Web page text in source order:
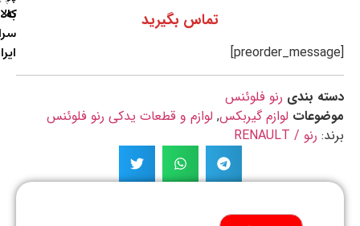
تماس بگیرید
بندی رنو فلوئنس
لوازم گیربکس,لوازم و قطعات یدکی رنو فلوئنس
رنو / RENAULT
سراسر